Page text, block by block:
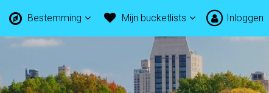
Bestemming Mijn bucketlists Inloggen